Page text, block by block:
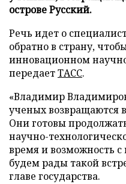
острове Русский.
Речь идет о
обратно в страну,
инновационном
передаетТАСС.
«Владимир
ученых возвращаются
Они готовы
научно-
время и возможность
будем рады такой
главе государства.